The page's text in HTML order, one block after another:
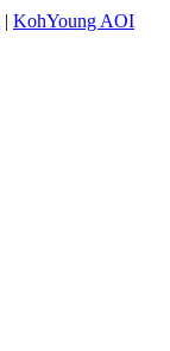
| KohYoung AOI